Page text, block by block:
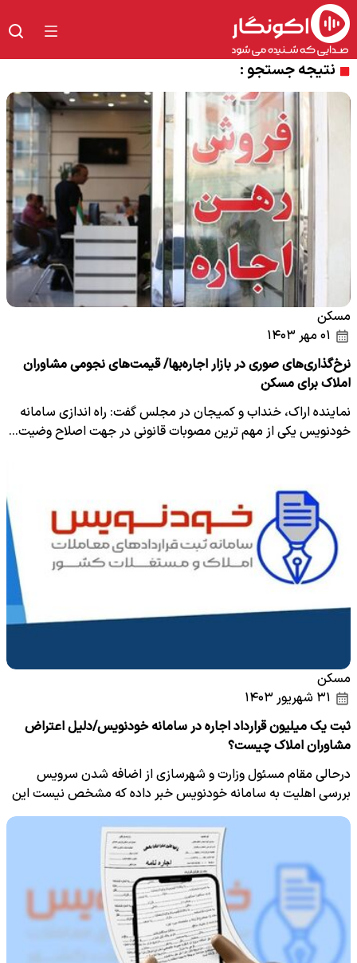
نتیجه جستجو :
مسکن
نرخ‌گذاری‌های صوری در بازار اجاره‌بها/ قیمت‌های نجومی مشاوران
املاک برای مسکن
نماینده اراک، خنداب و کمیجان در مجلس گفت: راه اندازی سامانه
خودنویس یکی از مهم ترین مصوبات قانونی در جهت اصلاح وضیت…
مسکن
ثبت یک میلیون قرارداد اجاره در سامانه خودنویس/دلیل اعتراض
مشاوران املاک چیست؟
درحالی مقام مسئول وزارت و شهرسازی از اضافه شدن سرویس
بررسی اهلیت به سامانه خودنویس خبر داده که مشخص نیست این
اهلیت تحت…